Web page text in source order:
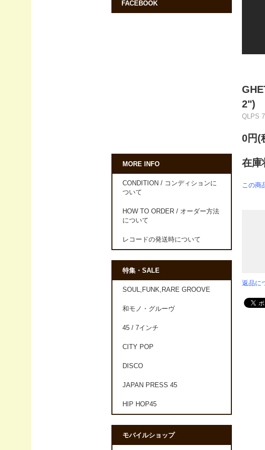
2")
QLPS
0円(
在庫
この商
返品に
FACEBOOK
MORE INFO
CONDITION / コンディションに
ついて
HOW TO ORDER / オーダー方法
について
レコードの発送時について
特集・SALE
SOUL,FUNK,RARE GROOVE
和モノ・グルーヴ
45 / 7インチ
CITY POP
DISCO
JAPAN PRESS 45
HIP HOP45
モバイルショップ